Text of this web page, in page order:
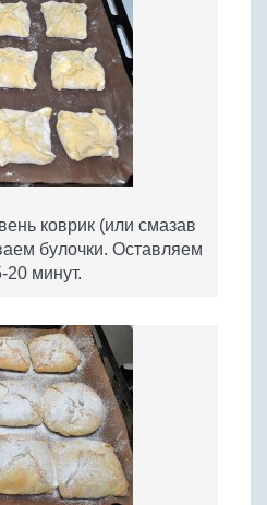
коврик (или смазав
булочки. Оставляем
20 минут.